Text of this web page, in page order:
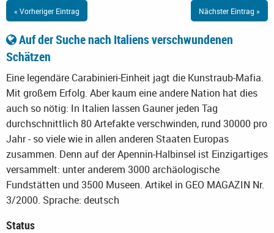
« Vorheriger Eintrag Nächster Eintrag »
Auf der Suche nach Italiens verschwundenen
Schätzen
Eine legendäre Carabinieri-Einheit jagt die Kunstraub-Mafia.
Mit großem Erfolg. Aber kaum eine andere Nation hat dies
auch so nötig: In Italien lassen Gauner jeden Tag
durchschnittlich 80 Artefakte verschwinden, rund 30000 pro
Jahr - so viele wie in allen anderen Staaten Europas
zusammen. Denn auf der Apennin-Halbinsel ist Einzigartiges
versammelt: unter anderem 3000 archäologische
Fundstätten und 3500 Museen. Artikel in GEO MAGAZIN Nr.
3/2000. Sprache: deutsch
Status